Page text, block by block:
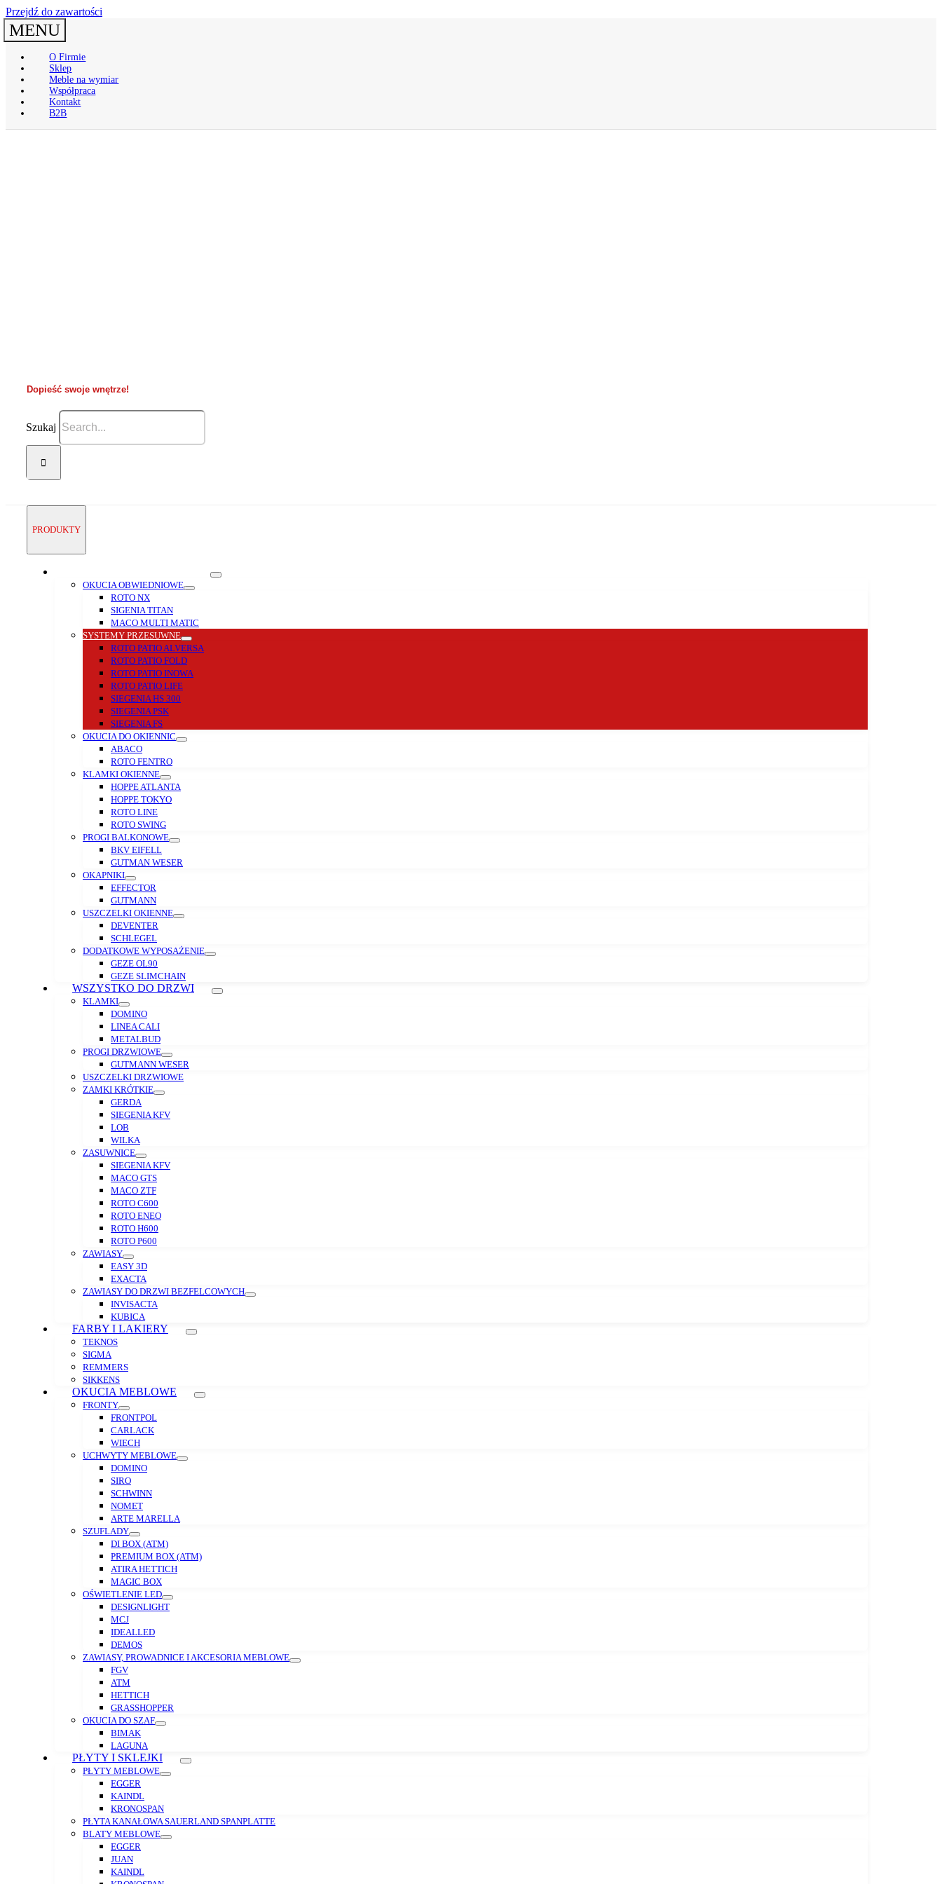
Przejdź do zawartości
MENU
O Firmie
Sklep
Meble na wymiar
Współpraca
Kontakt
B2B
Dopieść swoje wnętrze!
Szukaj
PRODUKTY
OKUCIA OBWIEDNIOWE
ROTO NX
SIGENIA TITAN
MACO MULTI MATIC
SYSTEMY PRZESUWNE
ROTO PATIO ALVERSA
ROTO PATIO FOLD
ROTO PATIO INOWA
ROTO PATIO LIFE
SIEGENIA HS 300
SIEGENIA PSK
SIEGENIA FS
OKUCIA DO OKIENNIC
ABACO
ROTO FENTRO
KLAMKI OKIENNE
HOPPE ATLANTA
HOPPE TOKYO
ROTO LINE
ROTO SWING
PROGI BALKONOWE
BKV EIFELL
GUTMAN WESER
OKAPNIKI
EFFECTOR
GUTMANN
USZCZELKI OKIENNE
DEVENTER
SCHLEGEL
DODATKOWE WYPOSAŻENIE
GEZE OL90
GEZE SLIMCHAIN
WSZYSTKO DO DRZWI
KLAMKI
DOMINO
LINEA CALI
METALBUD
PROGI DRZWIOWE
GUTMANN WESER
USZCZELKI DRZWIOWE
ZAMKI KRÓTKIE
GERDA
SIEGENIA KFV
LOB
WILKA
ZASUWNICE
SIEGENIA KFV
MACO GTS
MACO ZTF
ROTO C600
ROTO ENEO
ROTO H600
ROTO P600
ZAWIASY
EASY 3D
EXACTA
ZAWIASY DO DRZWI BEZFELCOWYCH
INVISACTA
KUBICA
FARBY I LAKIERY
TEKNOS
SIGMA
REMMERS
SIKKENS
OKUCIA MEBLOWE
FRONTY
FRONTPOL
CARLACK
WIECH
UCHWYTY MEBLOWE
DOMINO
SIRO
SCHWINN
NOMET
ARTE MARELLA
SZUFLADY
DI BOX (ATM)
PREMIUM BOX (ATM)
ATIRA HETTICH
MAGIC BOX
OŚWIETLENIE LED
DESIGNLIGHT
MCJ
IDEALLED
DEMOS
ZAWIASY, PROWADNICE I AKCESORIA MEBLOWE
FGV
ATM
HETTICH
GRASSHOPPER
OKUCIA DO SZAF
BIMAK
LAGUNA
PŁYTY I SKLEJKI
PŁYTY MEBLOWE
EGGER
KAINDL
KRONOSPAN
PŁYTA KANAŁOWA SAUERLAND SPANPLATTE
BLATY MEBLOWE
EGGER
JUAN
KAINDL